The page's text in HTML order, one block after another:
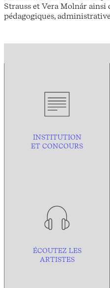
Strauss et Vera Molnár ainsi
pédagogiques,
INSTITUTION
ET CONCOURS
ÉCOUTEZ LES
ARTISTES